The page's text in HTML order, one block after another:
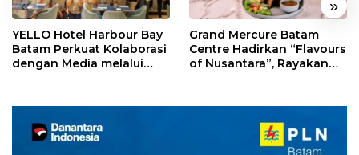
« »
YELLO Hotel Harbour Bay
Batam Perkuat Kolaborasi
dengan Media melalui
Grand Mercure Batam
Centre Hadirkan “Flavours
of Nusantara”, Rayakan